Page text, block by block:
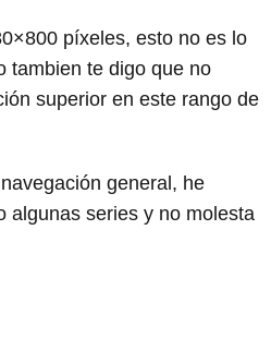
píxeles, esto no es lo
tambien te digo que no
superior en este rango de
general, he
algunas series y no molesta